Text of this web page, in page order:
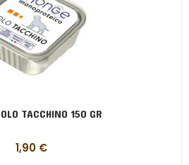
TACCHINO 150 GR
1,90 €